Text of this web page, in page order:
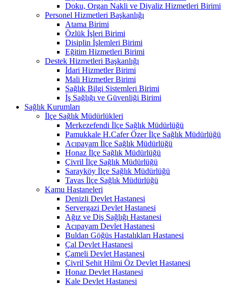
Doku, Organ Nakli ve Diyaliz Hizmetleri Birimi
Personel Hizmetleri Başkanlığı
Atama Birimi
Özlük İşleri Birimi
Disiplin İşlemleri Birimi
Eğitim Hizmetleri Birimi
Destek Hizmetleri Başkanlığı
İdari Hizmetler Birimi
Mali Hizmetler Birimi
Sağlık Bilgi Sistemleri Birimi
İş Sağlığı ve Güvenliği Birimi
Sağlık Kurumları
İlçe Sağlık Müdürlükleri
Merkezefendi İlçe Sağlık Müdürlüğü
Pamukkale H.Cafer Özer İlçe Sağlık Müdürlüğü
Acıpayam İlçe Sağlık Müdürlüğü
Honaz İlçe Sağlık Müdürlüğü
Çivril İlçe Sağlık Müdürlüğü
Sarayköy İlçe Sağlık Müdürlüğü
Tavas İlçe Sağlık Müdürlüğü
Kamu Hastaneleri
Denizli Devlet Hastanesi
Servergazi Devlet Hastanesi
Ağız ve Diş Sağlığı Hastanesi
Acıpayam Devlet Hastanesi
Buldan Göğüs Hastalıkları Hastanesi
Çal Devlet Hastanesi
Çameli Devlet Hastanesi
Çivril Şehit Hilmi Öz Devlet Hastanesi
Honaz Devlet Hastanesi
Kale Devlet Hastanesi